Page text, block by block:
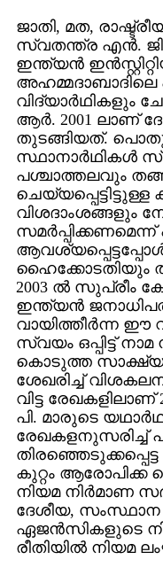
ജാതി, മത,
സ്വതന്ത്ര എന്‍.
ഇന്ത്യന്‍
വിദ്യാര്‍ഥികളും
ആര്‍. 2001 ലാണ്‌
തുടങ്ങിയത്‌. പൊതു
സ്ഥാനാര്‍ഥികള്‍
പശ്ചാത്തലവും
വിശദാംശങ്ങളും
ഹൈക്കോടതിയും
2003 ല്‍ സുപ്രീം
ഇന്ത്യന്‍
വായിത്തീര്‍ന്ന ഈ
സ്വയം ഒപ്പിട്ട്‌
കൊടുത്ത സാക്ഷ്യ
ശേഖരിച്ച്‌
വിട്ട രേഖകളിലാണ്‌
പി. മാരുടെ
രേഖകളനുസരിച്ച്‌
കുറ്റം ആരോപിക്ക
നിയമ നിര്‍മാണ
ദേശീയ,
ഏജന്‍സികളുടെ
രീതിയില്‍ നിയമ